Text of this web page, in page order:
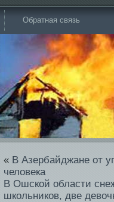
Обратная связь
« В Азербайджане от
человека
В Ошской области
школьников, две